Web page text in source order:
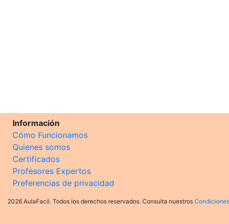
Información
Cómo Funcionamos
Quienes somos
Certificados
Profesores Expertos
Preferencias de privacidad
2026 AulaFacil. Todos los derechos reservados. Consulta nuestros